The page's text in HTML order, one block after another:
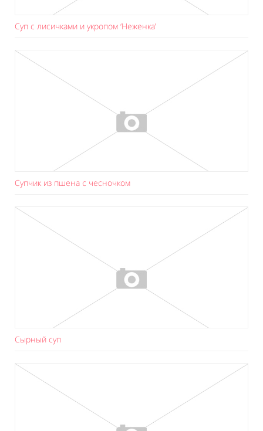
Суп с лисичками и укропом ‘Неженка’
Супчик из пшена с чесночком
Сырный суп